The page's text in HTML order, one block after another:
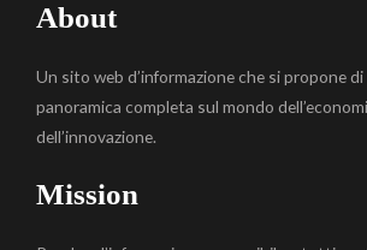
About
Un sito web d’informazione che si propone
panoramica completa sul mondo
dell’innovazione.
Mission